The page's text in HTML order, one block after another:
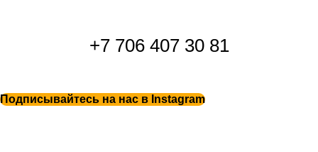
+7 706 407 30 81
Подписывайтесь на нас в Instagram